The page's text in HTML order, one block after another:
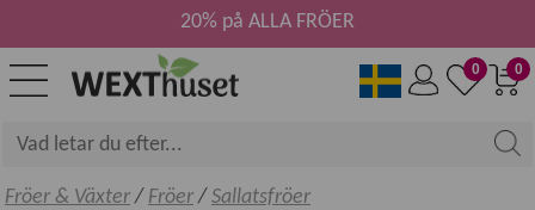
0
0
20% på ALLA FRÖER
Fröer & Växter/ Fröer/ Sallatsfröer